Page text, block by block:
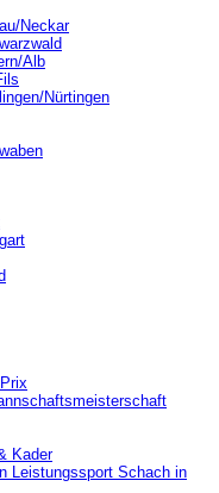
Neckar
Alb
Nürtingen
Kader
Leistungssport Schach in